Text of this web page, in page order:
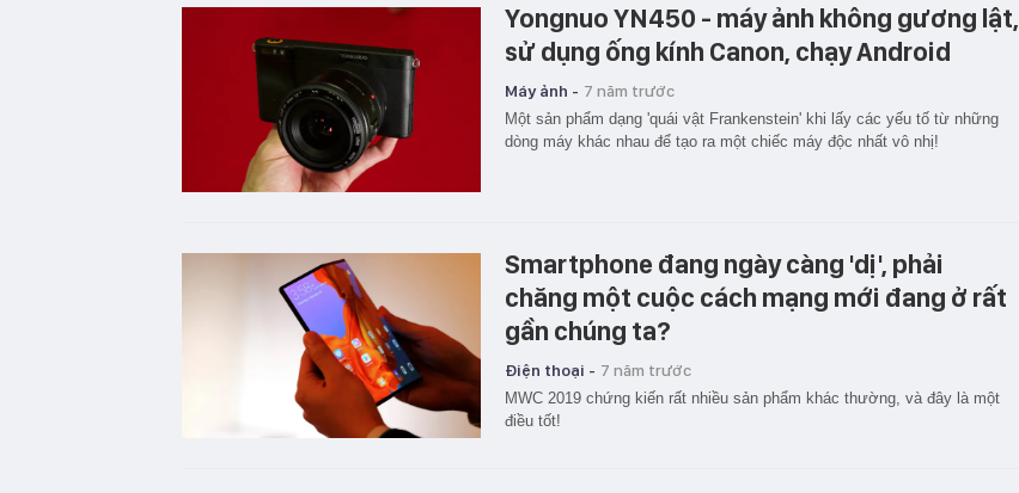
Yongnuo YN450 - máy ảnh không gương lật,
sử dụng ống kính Canon, chạy Android
Máy ảnh - 7 năm trước
Một sản phẩm dạng 'quái vật Frankenstein' khi lấy các yếu tố từ những
dòng máy khác nhau để tạo ra một chiếc máy độc nhất vô nhị!
Smartphone đang ngày càng 'dị', phải
chăng một cuộc cách mạng mới đang ở rất
gần chúng ta?
Điện thoại - 7 năm trước
MWC 2019 chứng kiến rất nhiều sản phẩm khác thường, và đây là một
điều tốt!